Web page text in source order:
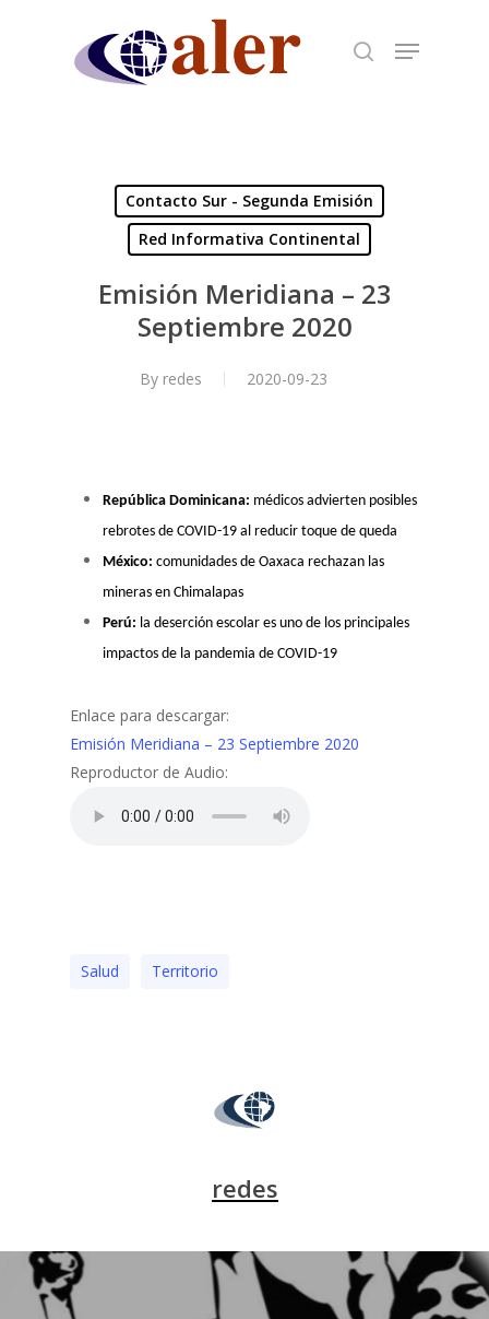
Contacto Sur - Segunda Emisión
Red Informativa Continental
Emisión Meridiana – 23
Septiembre 2020
By redes 2020-09-23
República Dominicana: médicos advierten posibles
rebrotes de COVID-19 al reducir toque de queda
México: comunidades de Oaxaca rechazan las
mineras en Chimalapas
Perú: la deserción escolar es uno de los principales
impactos de la pandemia de COVID-19
Enlace para descargar:
Emisión Meridiana – 23 Septiembre 2020
Reproductor de Audio:
Salud Territorio
redes